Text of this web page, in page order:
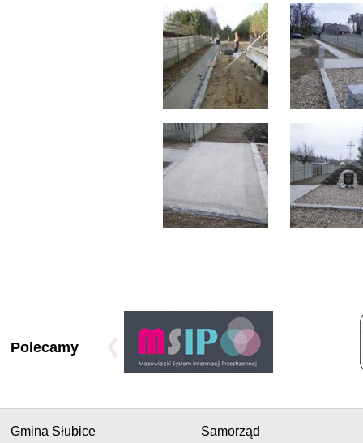
Polecamy
Gmina Słubice Samorząd